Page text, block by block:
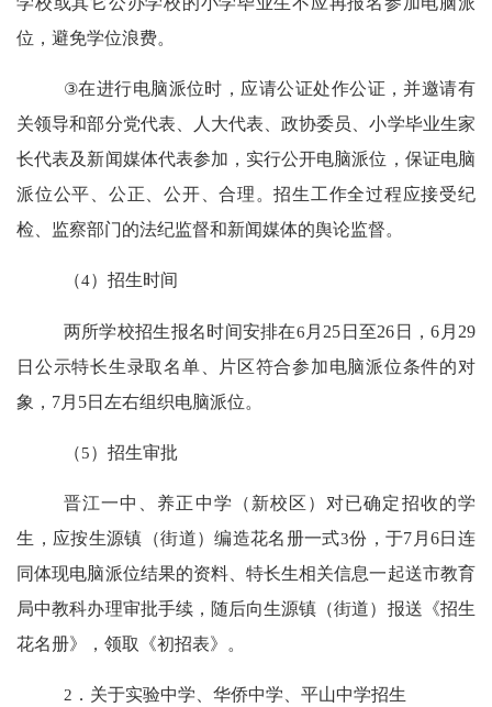
位，避免学位浪费。
③在进行电脑派位时，应请公证处作公证，并邀请有
关领导和部分党代表、人大代表、政协委员、小学毕业生家
长代表及新闻媒体代表参加，实行公开电脑派位，保证电脑
派位公平、公正、公开、合理。招生工作全过程应接受纪
检、监察部门的法纪监督和新闻媒体的舆论监督。
（4）招生时间
两所学校招生报名时间安排在6 月 25 日至26 日，6 月 29
日公示特长生录取名单、片区符合参加电脑派位条件的对
象， 7月 5日左右组织电脑派位。
（5）招生审批
晋江一中、养正中学（新校区）对已确定招收的学
生，应按生源镇（街道）编造花名册一式3份，于7 月6日连
同体现电脑派位结果的资料、特长生相关信息一起送市教育
局中教科办理审批手续，随后向生源镇（街道）报送《招生
花名册》，领取《初招表》。
2 ．关于实验中学、华侨中学、平山中学招生